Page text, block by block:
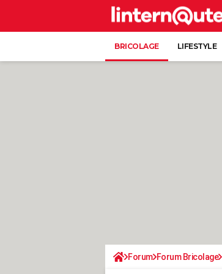
BRICOLAGE LIFESTYLE
Forum Forum Bricolage